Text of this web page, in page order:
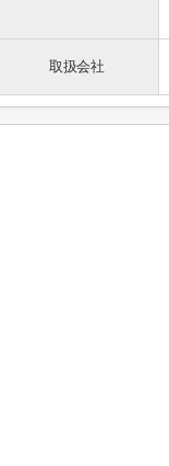
取扱会社